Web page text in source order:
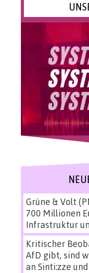
Grüne & Volt
700 Millionen
Infrastruktur
Kritischer
AfD gibt, sind
an Sinti:zze